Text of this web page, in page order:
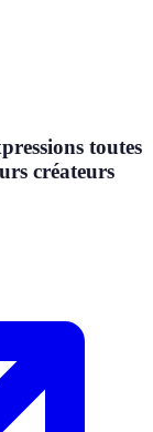
toutes
créateurs